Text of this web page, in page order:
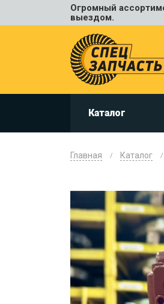
Огромный
выездом.
Каталог
Главная Каталог